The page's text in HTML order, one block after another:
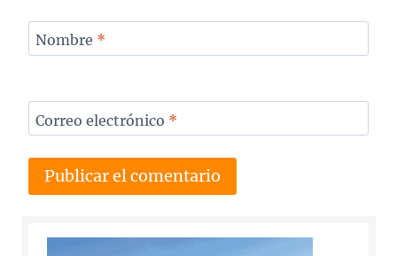
Nombre *
Correo electrónico *